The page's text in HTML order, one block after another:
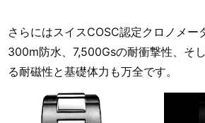
さらにはスイスCOSC認定クロノメー
300m防水、7,500Gsの耐衝撃性、そ
る耐磁性と基礎体力も万全です。